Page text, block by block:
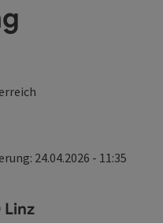
24.04.2026 - 11:35
Linz